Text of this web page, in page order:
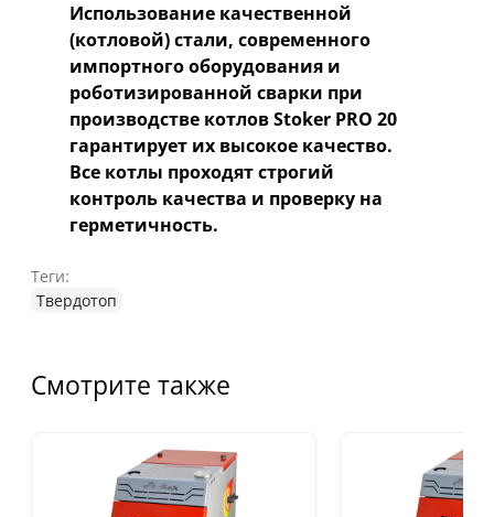
Использование качественной
(котловой) стали, современного
импортного оборудования и
роботизированной сварки при
производстве котловStoker PRO 20
гарантирует их высокое качество.
Все котлы проходят строгий
контроль качества и проверку на
герметичность.
Теги:
Твердотоп
Смотрите также